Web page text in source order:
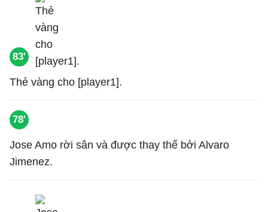
83'
Thẻ vàng cho [player1].
78'
Jose Amo rời sân và được thay thế bởi Alvaro
Jimenez.